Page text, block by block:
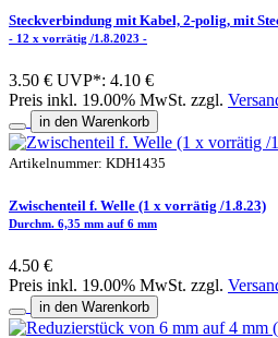
Steckverbindung mit Kabel, 2-polig, mit
- 12 x vorrätig /1.8.2023 -
3.50 € UVP*: 4.10 €
Preis inkl. 19.00% MwSt. zzgl.
in den Warenkorb
Artikelnummer: KDH1435
Zwischenteil f. Welle (1 x vorrätig /1.8.23)
Durchm. 6,35 mm auf 6 mm
4.50 €
Preis inkl. 19.00% MwSt. zzgl.
in den Warenkorb